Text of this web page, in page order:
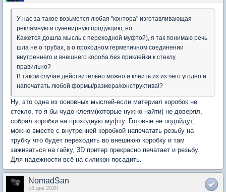
У нас за такое возьмется любая "контора" изготавливающая
рекламную и сувенирную продукцию, но....
Кажется дошла мысль с переходной муфтой), я так понимаю речь
шла не о трубах, а о проходном герметичном соединении
внутреннего и внешнего короба без приклейки к стеклу,
правильно?
В таком случае действительно можно и клеить их из чего угодно и
напечатать любой формы/размера/конструктива!?
Ну, это одна из основных мыслей-если материал коробок не
стекло, то я бы чудо клеям(которые нужно найти) не доверял,
собрал коробки на проходную муфту. Готовые не подойдут,
можно вместе с внутренней коробкой напечатать резьбу на
трубку что будет переходить во внешнюю коробку и там
заживаться на гайку, 3D притер прекрасно печатает и резьбу.
Для надежности всё на силикон посадить.
NomadSan
16 дек 2020